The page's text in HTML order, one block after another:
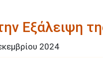
Εξάλειψη
2024